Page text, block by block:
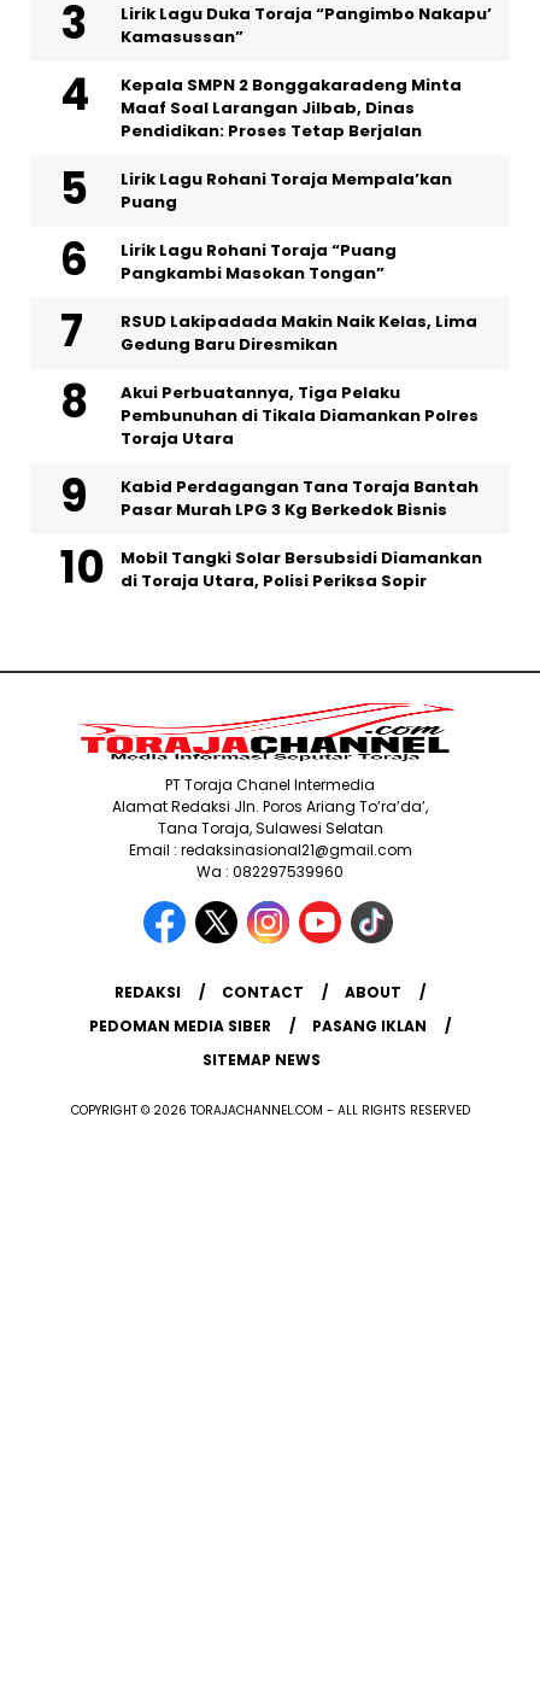
Lirik Lagu Duka Toraja “Pangimbo Nakapu’
Kamasussan”
Kepala SMPN 2 Bonggakaradeng Minta
Maaf Soal Larangan Jilbab, Dinas
Pendidikan: Proses Tetap Berjalan
Lirik Lagu Rohani Toraja Mempala’kan
Puang
Lirik Lagu Rohani Toraja “Puang
Pangkambi Masokan Tongan”
RSUD Lakipadada Makin Naik Kelas, Lima
Gedung Baru Diresmikan
Akui Perbuatannya, Tiga Pelaku
Pembunuhan di Tikala Diamankan Polres
Toraja Utara
Kabid Perdagangan Tana Toraja Bantah
Pasar Murah LPG 3 Kg Berkedok Bisnis
Mobil Tangki Solar Bersubsidi Diamankan
di Toraja Utara, Polisi Periksa Sopir
PT Toraja Chanel Intermedia
Alamat Redaksi Jln. Poros Ariang To’ra’da’,
Tana Toraja, Sulawesi Selatan
Email : redaksinasional21@gmail.com
Wa : 082297539960
REDAKSI CONTACT
ABOUT
PEDOMAN MEDIA SIBER
PASANG IKLAN
SITEMAP NEWS
COPYRIGHT © 2026 TORAJACHANNEL.COM - ALL RIGHTS RESERVED